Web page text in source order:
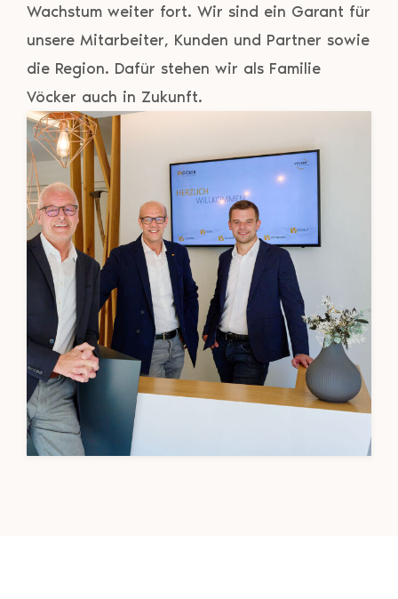
Wachstum weiter fort. Wir sind ein Garant für
unsere Mitarbeiter, Kunden und Partner sowie
die Region. Dafür stehen wir als Familie
Vöcker auch in Zukunft.